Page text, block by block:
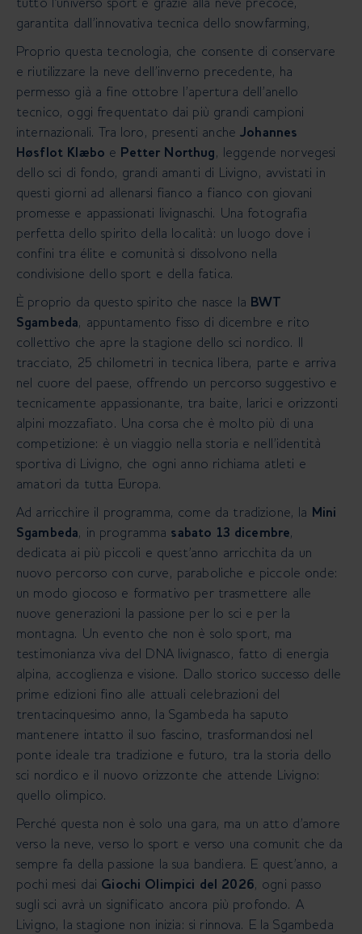
garantita dall’innovativa tecnica dello snowfarming,
Proprio questa tecnologia, che consente di conservare
e riutilizzare la neve dell’inverno precedente, ha
permesso già a fine ottobre l’apertura dell’anello
tecnico, oggi frequentato dai più grandi campioni
internazionali. Tra loro, presenti ancheJohannes
Høsflot Klæbo e Petter Northug, leggende norvegesi
dello sci di fondo, grandi amanti di Livigno, avvistati in
questi giorni ad allenarsi fianco a fianco con giovani
promesse e appassionati livignaschi. Una fotografia
perfetta dello spirito della località: un luogo dove i
confini tra élite e comunità si dissolvono nella
condivisione dello sport e della fatica.
È proprio da questo spirito che nasce la BWT
Sgambeda, appuntamento fisso di dicembre e rito
collettivo che apre la stagione dello sci nordico. Il
tracciato, 25 chilometri in tecnica libera, parte e arriva
nel cuore del paese, offrendo un percorso suggestivo e
tecnicamente appassionante, tra baite, larici e orizzonti
alpini mozzafiato. Una corsa che è molto più di una
competizione: è un viaggio nella storia e nell’identità
sportiva di Livigno, che ogni anno richiama atleti e
amatori da tutta Europa.
Ad arricchire il programma, come da tradizione, la Mini
Sgambeda, in programma sabato 13 dicembre,
dedicata ai più piccoli e quest’anno arricchita da un
nuovo percorso con curve, paraboliche e piccole onde:
un modo giocoso e formativo per trasmettere alle
nuove generazioni la passione per lo sci e per la
montagna. Un evento che non è solo sport, ma
testimonianza viva del DNA livignasco, fatto di energia
alpina, accoglienza e visione. Dallo storico successo delle
prime edizioni fino alle attuali celebrazioni del
trentacinquesimo anno, la Sgambeda ha saputo
mantenere intatto il suo fascino, trasformandosi nel
ponte ideale tra tradizione e futuro, tra la storia dello
sci nordico e il nuovo orizzonte che attende Livigno:
quello olimpico.
Perché questa non è solo una gara, ma un atto d’amore
verso la neve, verso lo sport e verso una comunit che da
sempre fa della passione la sua bandiera. E quest’anno, a
pochi mesi dai Giochi Olimpici del 2026, ogni passo
sugli sci avrà un significato ancora più profondo. A
Livigno, la stagione non inizia: si rinnova. E la Sgambeda